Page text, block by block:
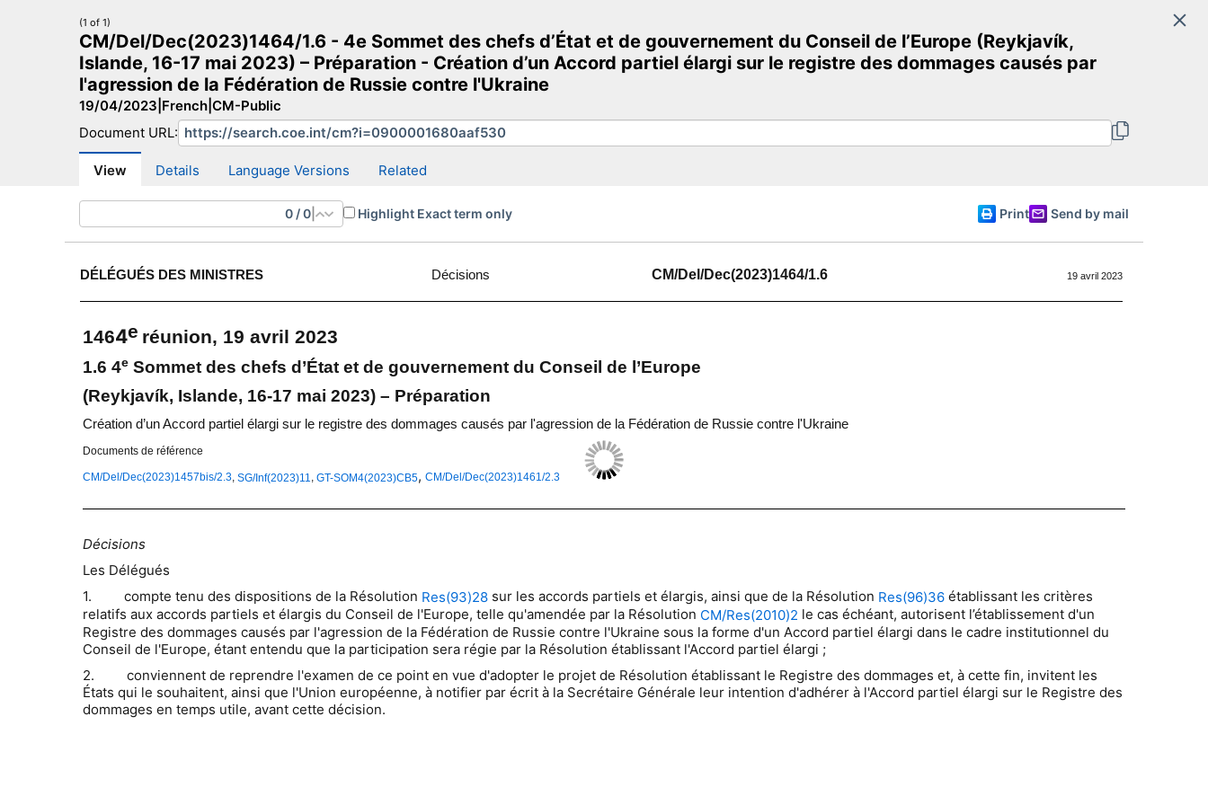
Search
Committee of Ministers
CM Search CM website More search sites English
(1 of 1)
CM/Del/Dec(2023)1464/1.6 - 4e Sommet des chefs d’État et de gouvernement du Conseil de l’Europe (Reykjavík,
Islande, 16-17 mai 2023) – Préparation - Création d’un Accord partiel élargi sur le registre des dommages causés par
l'agression de la Fédération de Russie contre l'Ukraine
19/04/2023 French CM-Public
Document URL:
View Details Language Versions Related
0 /0 Highlight Exact term only Print Send by mail
DÉLÉGUÉS DES MINISTRES Décisions CM/Del/Dec(2023)1464/1.6 19 avril 2023
1464e réunion, 19 avril 2023
1.6 4e Sommet des chefs d’État et de gouvernement du Conseil de l’Europe
(Reykjavík, Islande, 16-17 mai 2023) – Préparation
Création d’un Accord partiel élargi sur le registre des dommages causés par l'agression de la Fédération de Russie contre l'Ukraine
Documents de référence
CM/Del/Dec(2023)1457bis/2.3, SG/Inf(2023)11, GT-SOM4(2023)CB5, CM/Del/Dec(2023)1461/2.3
Décisions
Les Délégués
1. compte tenu des dispositions de la Résolution Res(93)28 sur les accords partiels et élargis, ainsi que de la Résolution Res(96)36 établissant les critères
relatifs aux accords partiels et élargis du Conseil de l'Europe, telle qu'amendée par la Résolution CM/Res(2010)2 le cas échéant, autorisent l’établissement d'un
Registre des dommages causés par l'agression de la Fédération de Russie contre l'Ukraine sous la forme d'un Accord partiel élargi dans le cadre institutionnel du
Conseil de l'Europe, étant entendu que la participation sera régie par la Résolution établissant l'Accord partiel élargi ;
2. conviennent de reprendre l'examen de ce point en vue d'adopter le projet de Résolution établissant le Registre des dommages et, à cette fin, invitent les
États qui le souhaitent, ainsi que l'Union européenne, à notifier par écrit à la Secrétaire Générale leur intention d'adhérer à l'Accord partiel élargi sur le Registre des
dommages en temps utile, avant cette décision.